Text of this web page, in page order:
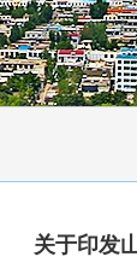
关于印发